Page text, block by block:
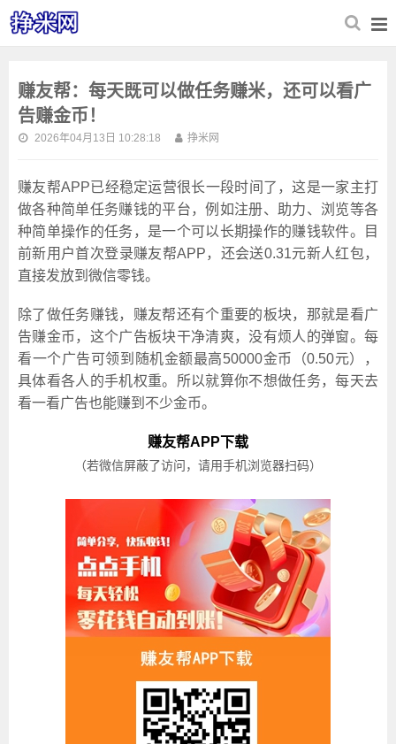
赚友帮：每天既可以做任务赚米，还可以看广
告赚金币！
2026年04月13日 10:28:18 挣米网
赚友帮APP已经稳定运营很长一段时间了，这是一家主打
做各种简单任务赚钱的平台，例如注册、助力、浏览等各
种简单操作的任务，是一个可以长期操作的赚钱软件。目
前新用户首次登录赚友帮APP，还会送0.31元新人红包，
直接发放到微信零钱。
除了做任务赚钱，赚友帮还有个重要的板块，那就是看广
告赚金币，这个广告板块干净清爽，没有烦人的弹窗。每
看一个广告可领到随机金额最高50000金币（0.50元），
具体看各人的手机权重。所以就算你不想做任务，每天去
看一看广告也能赚到不少金币。
赚友帮APP下载
（若微信屏蔽了访问，请用手机浏览器扫码）